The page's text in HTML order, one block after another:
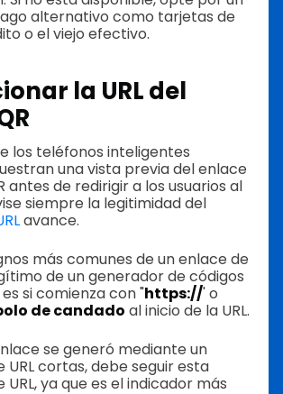
alternativo como tarjetas de
o el viejo efectivo.
la URL del
los teléfonos inteligentes
una vista previa del enlace
antes de redirigir a los usuarios al
siempre la legitimidad del
avance.
más comunes de un enlace de
de un generador de códigos
si comienza con "https://' o
de candado al inicio de la URL.
se generó mediante un
URL cortas, debe seguir esta
ya que es el indicador más